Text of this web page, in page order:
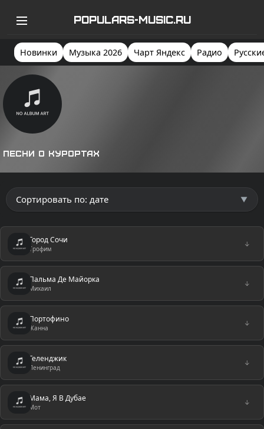
POPULARS-MUSIC.RU
Новинки Музыка 2026 Чарт Яндекс Радио
Песни о курортах
Город Сочи
Трофим
↓
Пальма Де Майорка
Михаил
↓
Портофино
Жанна
↓
Геленджик
Ленинград
↓
Мама, Я В Дубае
Мот
↓